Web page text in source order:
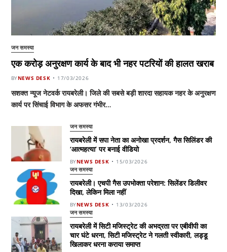
जन समस्या
एक करोड़ अनुरक्षण कार्य के बाद भी नहर पटरियों की हालत खराब
BYNEWS DESK 17/03/2026
सशक्त न्यूज नेटवर्क रायबरेली। जिले की सबसे बड़ी शारदा सहायक नहर के अनुरक्षण
कार्य पर सिंचाई विभाग के अफसर गंभीर…
जन समस्या
रायबरेली में सपा नेता का अनोखा प्रदर्शन, गैस सिलिंडर की
‘आत्महत्या’ पर बनाई वीडियो
BYNEWS DESK 15/03/2026
जन समस्या
रायबरेली। एचपी गैस उपभोक्ता परेशान: सिलेंडर डिलीवर
दिखा, लेकिन मिला नहीं
BYNEWS DESK 13/03/2026
जन समस्या
रायबरेली में सिटी मजिस्ट्रेट की अभद्रता पर एबीवीपी का
चार घंटे धरना, सिटी मजिस्ट्रेट ने गलती स्वीकारी, लड्डू
खिलाकर धरना कराया समाप्त